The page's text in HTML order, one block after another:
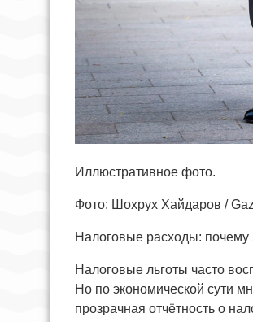
Иллюстративное фото.
Фото: Шохрух Хайдаров /
Налоговые расходы: почему
Налоговые льготы часто
Но по экономической сути
прозрачная отчётность о